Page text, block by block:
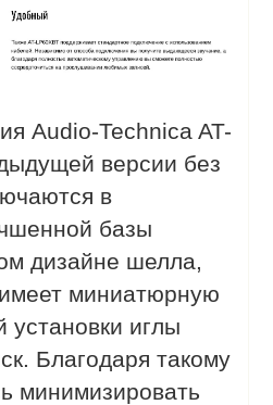
Audio-Technica AT-
версии без
в
базы
дизайне шелла,
миниатюрную
установки иглы
Благодаря такому
минимизировать